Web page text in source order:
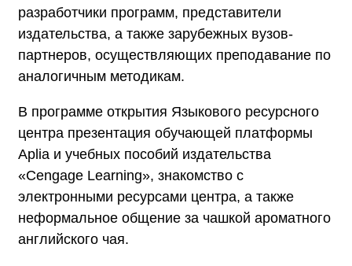
разработчики программ, представители
издательства, а также зарубежных вузов-
партнеров, осуществляющих преподавание по
аналогичным методикам.
В программе открытия Языкового ресурсного
центра презентация обучающей платформы
Aplia и учебных пособий издательства
«Cengage Learning», знакомство с
электронными ресурсами центра, а также
неформальное общение за чашкой ароматного
английского чая.